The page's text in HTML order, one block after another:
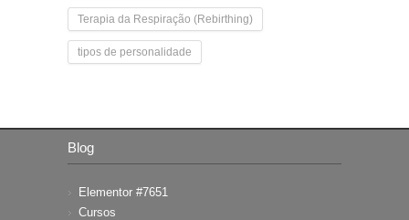
Terapia da Respiração (Rebirthing)
tipos de personalidade
Blog
Elementor #7651
Cursos